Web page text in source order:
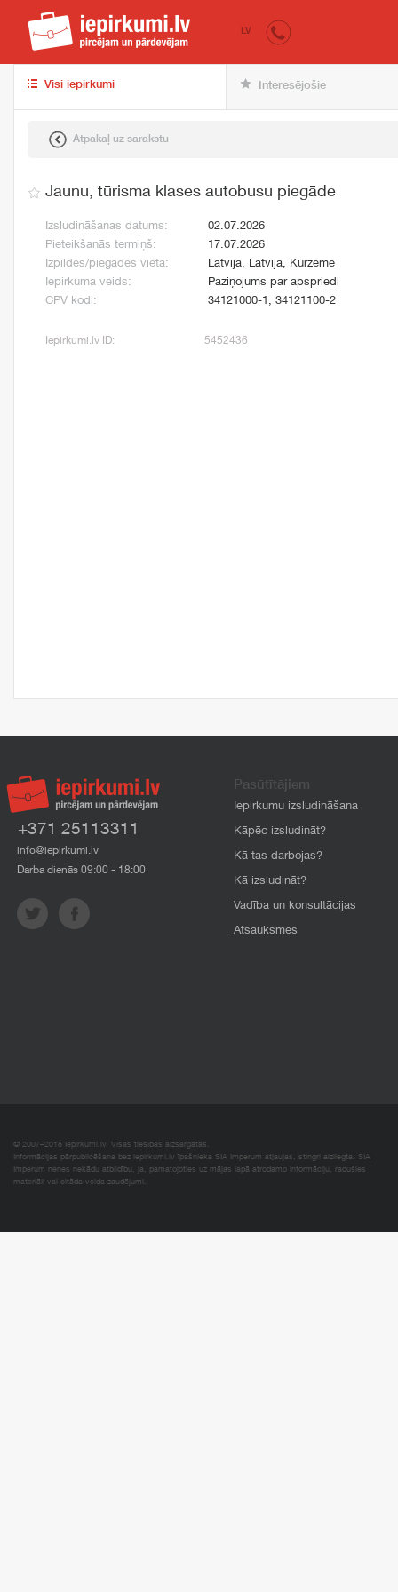
iepirkumi.lv
LV
Visi iepirkumi Interesējošie
Atpakaļ uz sarakstu
Jaunu, tūrisma klases autobusu piegāde
Izsludināšanas datums:
02.07.2026
Pieteikšanās termiņš:
17.07.2026
Izpildes/piegādes vieta:
Latvija, Latvija, Kurzeme
Iepirkuma veids:
Paziņojums par apspriedi
CPV kodi:
34121000-1, 34121100-2
Iepirkumi.lv ID: 5452436
+371 25113311
info@iepirkumi.lv
Darba dienās 09:00 - 18:00
Pasūtītājiem
Iepirkumu izsludināšana
Kāpēc izsludināt?
Kā tas darbojas?
Kā izsludināt?
Vadība un konsultācijas
Atsauksmes
© 2007–2018 Iepirkumi.lv. Visas tiesības aizsargātas.
Informācijas pārpublicēšana bez iepirkumi.lv īpašnieka SIA Imperum atļaujas, stingri aizliegta. SIA
Imperum nenes nekādu atbildību, ja, pamatojoties uz mājas lapā atrodamo informāciju, radušies
materiāli vai citāda veida zaudējumi.